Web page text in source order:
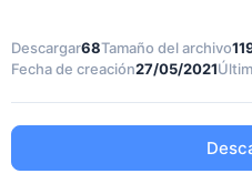
Descargar68Tamaño del archivo
Fecha de creación27/05/2021